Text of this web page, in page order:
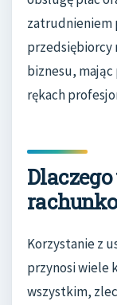
zatrudnieniem
przedsiębiorcy
biznesu, mając
rękach
Korzystanie z
przynosi wiele
wszystkim,